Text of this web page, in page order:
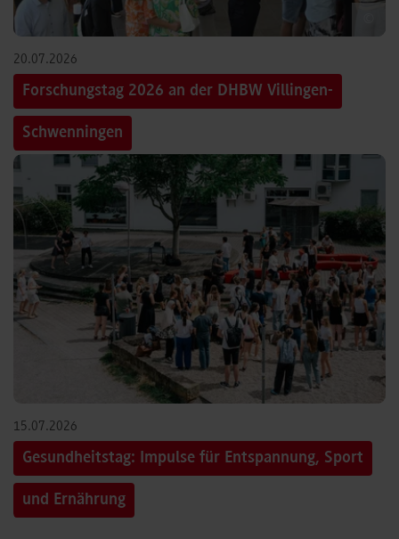
20.07.2026
Forschungstag 2026 an der DHBW Villingen-
Schwenningen
15.07.2026
Gesundheitstag: Impulse für Entspannung, Sport
und Ernährung